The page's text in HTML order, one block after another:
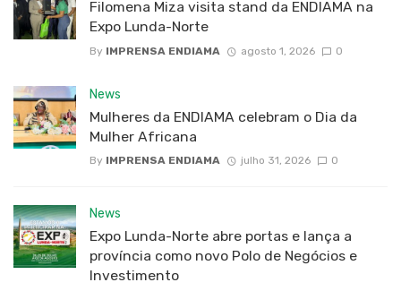
Filomena Miza visita stand da ENDIAMA na
Expo Lunda-Norte
By IMPRENSA ENDIAMA agosto 1, 2026 0
News
Mulheres da ENDIAMA celebram o Dia da
Mulher Africana
By IMPRENSA ENDIAMA julho 31, 2026 0
News
Expo Lunda-Norte abre portas e lança a
província como novo Polo de Negócios e
Investimento